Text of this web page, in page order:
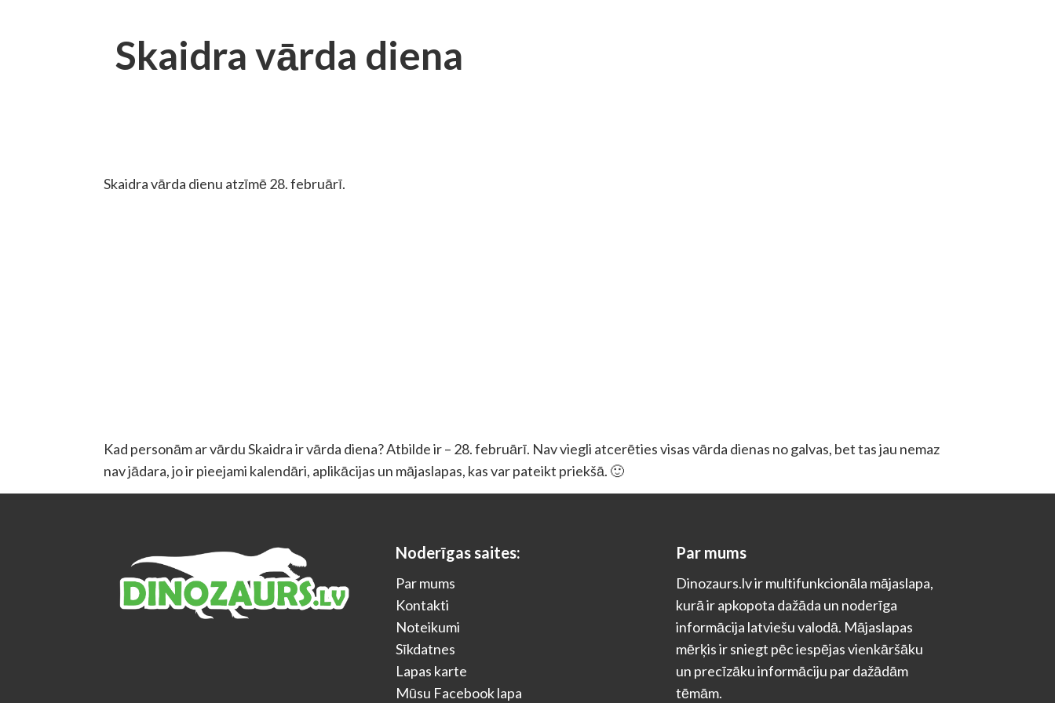
Skaidra vārda diena
Skaidra vārda dienu atzīmē 28. februārī.
Kad personām ar vārdu Skaidra ir vārda diena? Atbilde ir – 28. februārī. Nav viegli atcerēties visas vārda dienas no galvas, bet tas jau nemaz
nav jādara, jo ir pieejami kalendāri, aplikācijas un mājaslapas, kas var pateikt priekšā. 🙂
Noderīgas saites:
Par mums
Kontakti
Noteikumi
Sīkdatnes
Lapas karte
Mūsu Facebook lapa
Par mums
Dinozaurs.lv ir multifunkcionāla mājaslapa,
kurā ir apkopota dažāda un noderīga
informācija latviešu valodā. Mājaslapas
mērķis ir sniegt pēc iespējas vienkāršāku
un precīzāku informāciju par dažādām
tēmām.